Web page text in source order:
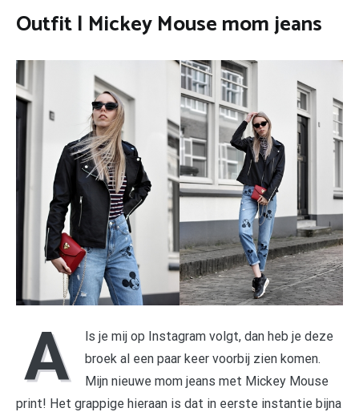
Outfit | Mickey Mouse mom jeans
A
ls je mij op Instagram volgt, dan heb je deze
broek al een paar keer voorbij zien komen.
Mijn nieuwe mom jeans met Mickey Mouse
print! Het grappige hieraan is dat in eerste instantie bijna